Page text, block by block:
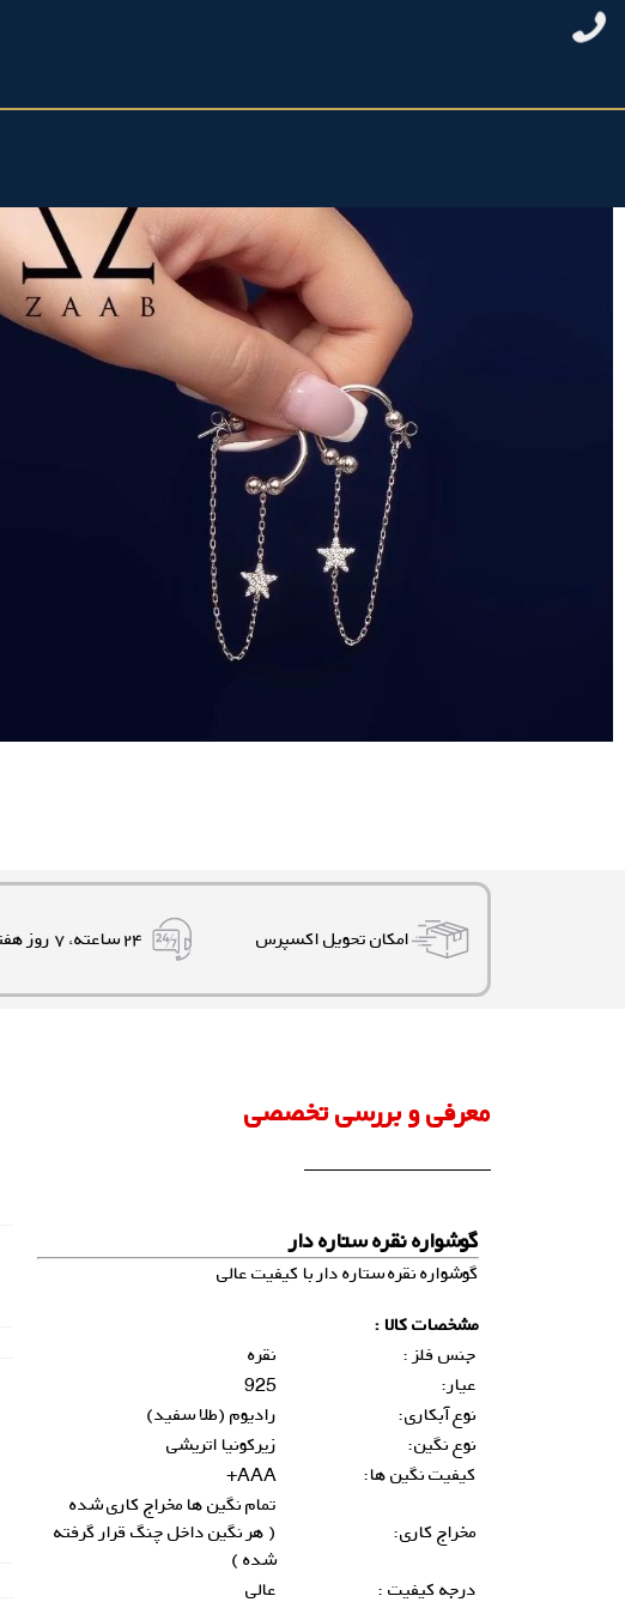
خانه/
امکان تحویل اکسپرس ۲۴ ساعته، ۷ روز هفته
معرفی و بررسی تخصصی
گوشواره نقره ستاره دار
گوشواره نقره ستاره دار با کیفیت عالی
مشخصات کالا :
جنس فلز :
نقره
عیار:
925
نوع آبکاری:
رادیوم (طلا سفید)
نوع نگین:
زیرکونیا اتریشی
کیفیت نگین ها:
AAA+
مخراج کاری:
تمام نگین ها مخراج کاری شده
( هر نگین داخل چنگ قرار گرفته
شده )
درجه کیفیت :
عالی